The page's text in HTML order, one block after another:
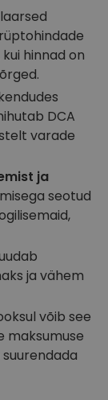
hinnad on
DCA
varade
ja
seotud
ja vähem
võib see
maksumuse